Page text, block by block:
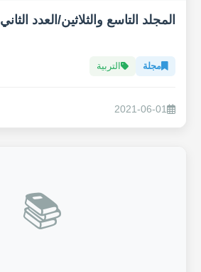
المجلد التاسع والثلاثين/العدد الثاني
مجلة التربية
2021-06-01
📚